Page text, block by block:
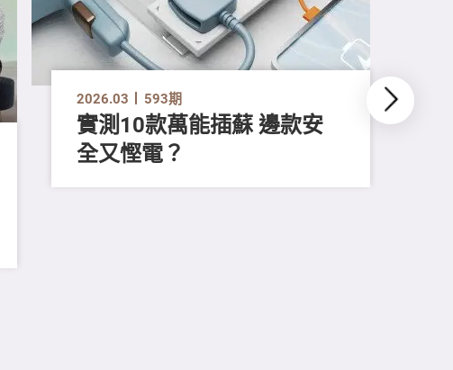
2026.03 593期
實測10款萬能插蘇 邊款安
全又慳電？